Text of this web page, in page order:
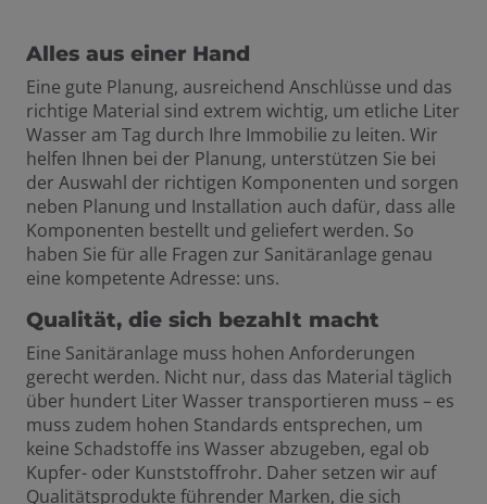
Alles aus einer Hand
Eine gute Planung, ausreichend Anschlüsse und das
richtige Material sind extrem wichtig, um etliche Liter
Wasser am Tag durch Ihre Immobilie zu leiten. Wir
helfen Ihnen bei der Planung, unterstützen Sie bei
der Auswahl der richtigen Komponenten und sorgen
neben Planung und Installation auch dafür, dass alle
Komponenten bestellt und geliefert werden. So
haben Sie für alle Fragen zur Sanitäranlage genau
eine kompetente Adresse: uns.
Qualität, die sich bezahlt macht
Eine Sanitäranlage muss hohen Anforderungen
gerecht werden. Nicht nur, dass das Material täglich
über hundert Liter Wasser transportieren muss – es
muss zudem hohen Standards entsprechen, um
keine Schadstoffe ins Wasser abzugeben, egal ob
Kupfer- oder Kunststoffrohr. Daher setzen wir auf
Qualitätsprodukte führender Marken, die sich